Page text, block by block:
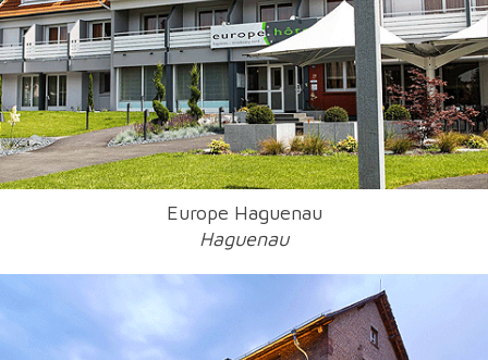
Europe Haguenau
Haguenau